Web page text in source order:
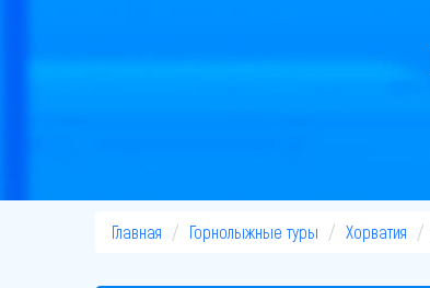
Главная Горнолыжные туры Хорватия